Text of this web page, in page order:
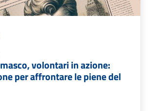
volontari in azione:
per affrontare le piene del